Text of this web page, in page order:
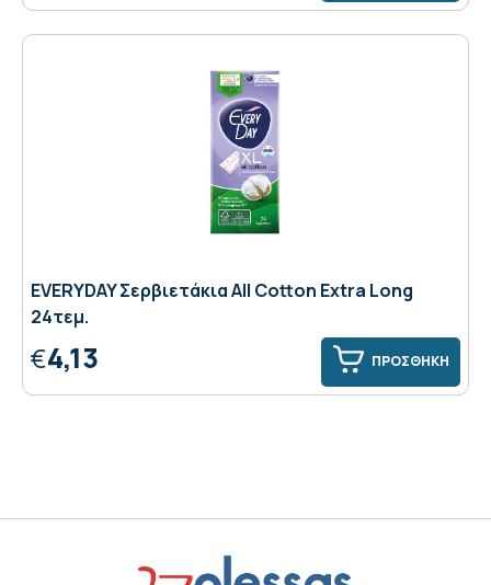
EVERYDAY Σερβιετάκια All Cotton Extra Long
24τεμ.
€4,13 ΠΡΟΣΘΗΚΗ